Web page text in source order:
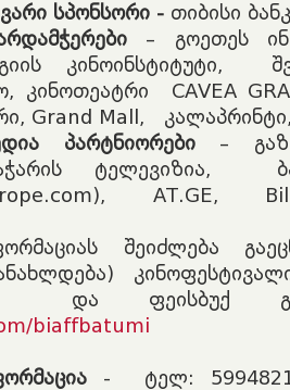
სპონსორი - თიბისი
– გოეთეს
კინოინსტიტუტი,
კინოთეატრი CAVEA
Grand Mall, კალაპრინტი,
პარტნიორები–
ტელევიზია,
AT.GE,
შეიძლება
ფეისბუქ
biaffbatumi
- ტელ: